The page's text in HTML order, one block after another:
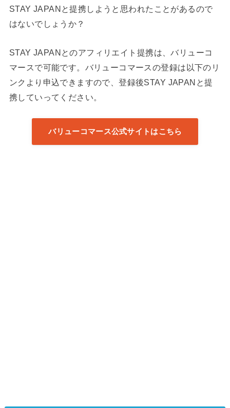
STAY JAPANと提携しようと思われたことがあるので
はないでしょうか？
STAY JAPANとのアフィリエイト提携は、バリューコ
マースで可能です。バリューコマースの登録は以下のリ
ンクより申込できますので、登録後STAY JAPANと提
携していってください。
バリューコマース公式サイトはこちら